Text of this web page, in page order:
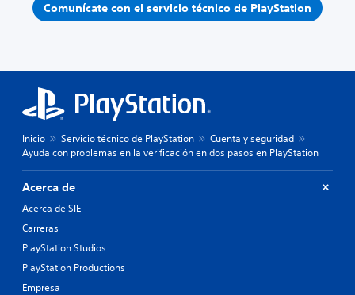
Comunícate con el servicio técnico de PlayStation
Inicio Servicio técnico de PlayStation
Cuenta y seguridad
Ayuda con problemas en la verificación en dos pasos en PlayStation
Acerca de
Acerca de SIE
Carreras
PlayStation Studios
PlayStation Productions
Empresa